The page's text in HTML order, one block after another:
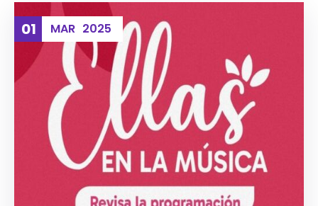
01 MAR 2025